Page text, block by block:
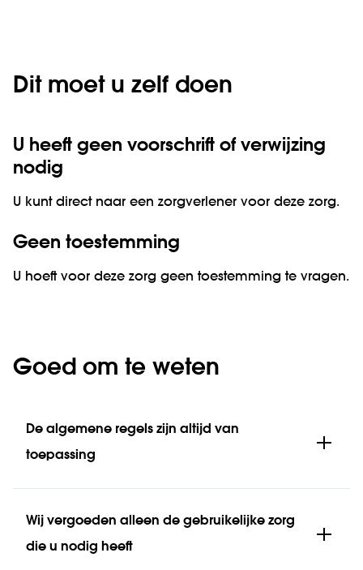
Dit moet u zelf doen
U heeft geen voorschrift of verwijzing
nodig
U kunt direct naar een zorgverlener voor deze zorg.
Geen toestemming
U hoeft voor deze zorg geen toestemming te vragen.
Goed om te weten
De algemene regels zijn altijd van
toepassing
Wij vergoeden alleen de gebruikelijke zorg
die u nodig heeft